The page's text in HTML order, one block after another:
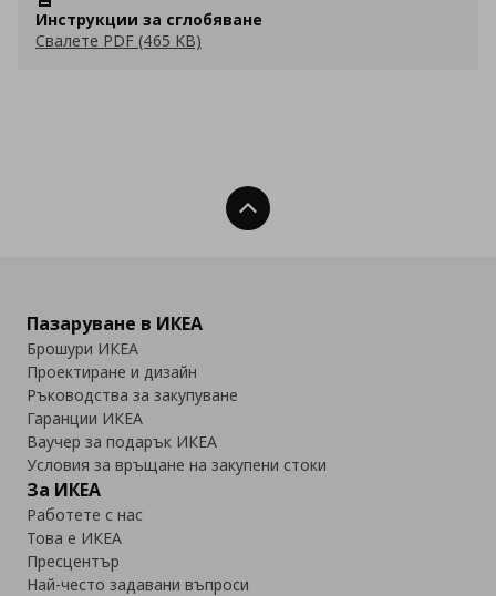
Инструкции за сглобяване
Свалете PDF (465 KB)
Нагоре
Пазаруване в ИКЕА
Брошури ИКЕА
Проектиране и дизайн
Ръководства за закупуване
Гаранции ИКЕА
Ваучер за подарък ИКЕА
Условия за връщане на закупени стоки
За ИКЕА
Работете с нас
Това е ИКЕА
Пресцентър
Най-често задавани въпроси